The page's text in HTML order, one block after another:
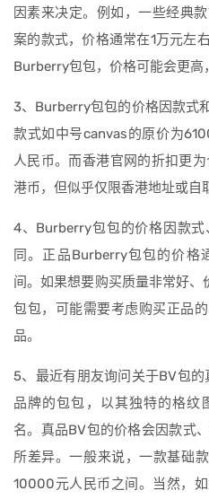
因素来决定。例如，一些经典
案的款式，价格通常在1万元左
Burberry包包，价格可能会更高
3、Burberry包包的价格因款式
款式如中号canvas的原价为
人民币。而香港官网的折扣更
港币，但似乎仅限香港地址或自
4、Burberry包包的价格因款
同。正品Burberry包包的价格
间。如果想要购买质量非常好
包包，可能需要考虑购买正品
品。
5、最近有朋友询问关于BV包
品牌的包包，以其独特的格纹
名。真品BV包的价格会因款式
所差异。一般来说，一款基础
10000元人民币之间。当然，